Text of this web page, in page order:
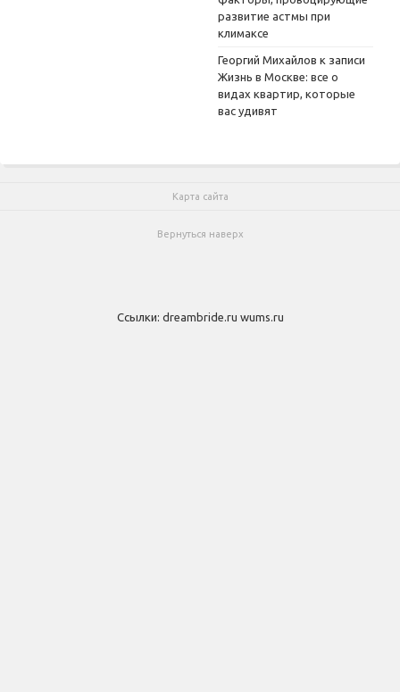
развитие астмы при
климаксе
Георгий Михайлов к записи
Жизнь в Москве: все о
видах квартир, которые
вас удивят
Карта сайта
Вернуться наверх
Ссылки: dreambride.ru wums.ru